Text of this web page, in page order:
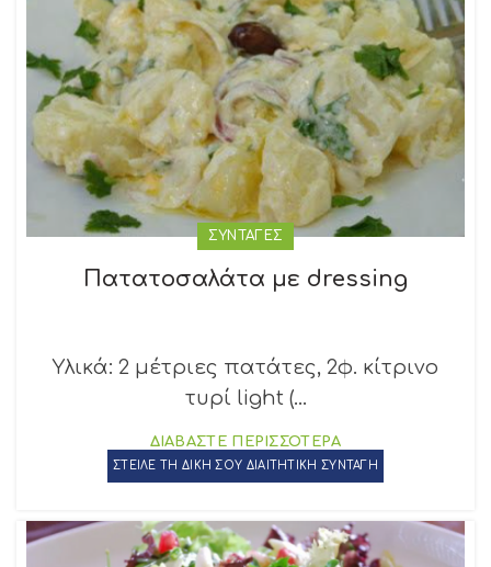
ΣΥΝΤΑΓΕΣ
Πατατοσαλάτα με dressing
Υλικά: 2 μέτριες πατάτες, 2φ. κίτρινο
τυρί light (...
ΔΙΑΒΑΣΤΕ ΠΕΡΙΣΣΟΤΕΡΑ
ΣΤΕΙΛΕ ΤΗ ΔΙΚΗ ΣΟΥ ΔΙΑΙΤΗΤΙΚΗ ΣΥΝΤΑΓΗ